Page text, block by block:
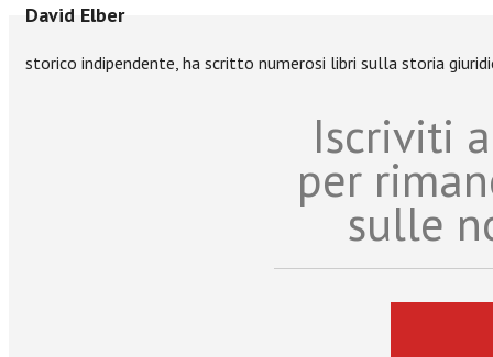
David Elber
storico indipendente, ha scritto numerosi libri sulla storia
Iscriviti
per
sulle